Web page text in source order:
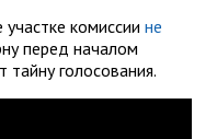
комиссии не
перед началом
тайну голосования.